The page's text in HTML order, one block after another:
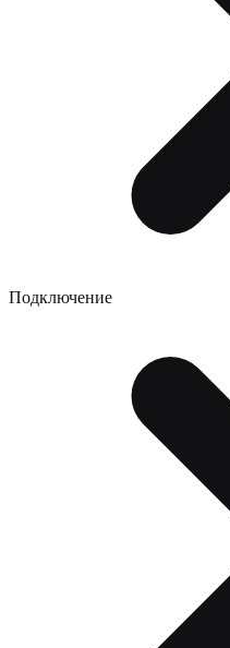
Подключение